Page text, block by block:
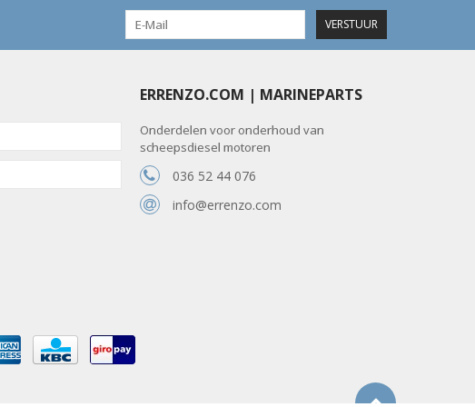
VERSTUUR
ERRENZO.COM | MARINEPARTS
Onderdelen voor onderhoud van
scheepsdiesel motoren
036 52 44 076
info@errenzo.com